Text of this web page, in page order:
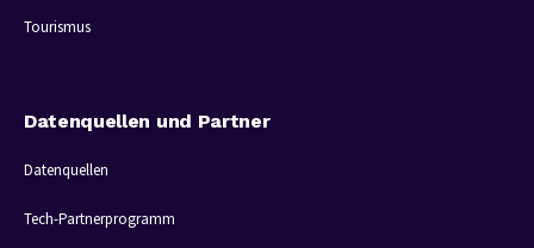
Tourismus
Datenquellen und Partner
Datenquellen
Tech-Partnerprogramm